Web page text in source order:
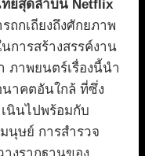
ทยสุดล้ำบน Netflix
ถกเถียงถึงศักยภาพ
การสร้างสรรค์งาน
ภาพยนตร์เรื่องนี้นำ
นาคตอันใกล้ ที่ซึ่ง
นินไปพร้อมกับ
นุษย์ การสำรวจ